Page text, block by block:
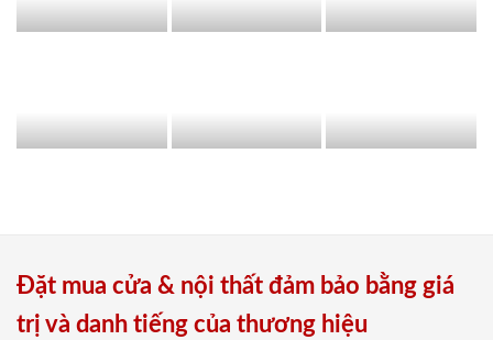
Đặt mua cửa & nội thất đảm bảo bằng giá
trị và danh tiếng của thương hiệu